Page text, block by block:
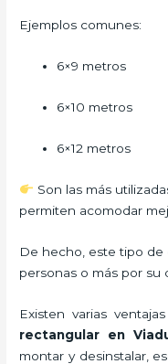
Ejemplos comunes:
6×9 metros
6×10 metros
6×12 metros
Son las más
permiten acomodar
De hecho, este tipo de
personas o más por
Existen varias
rectangular en
montar y desinstalar,